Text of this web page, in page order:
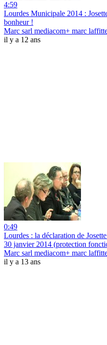
4:59
Lourdes Municipale 2014 :
bonheur !
Marc sarl mediacom+ marc
il y a 12 ans
0:49
Lourdes : la déclaration de
30 janvier 2014 (protection
Marc sarl mediacom+ marc
il y a 13 ans